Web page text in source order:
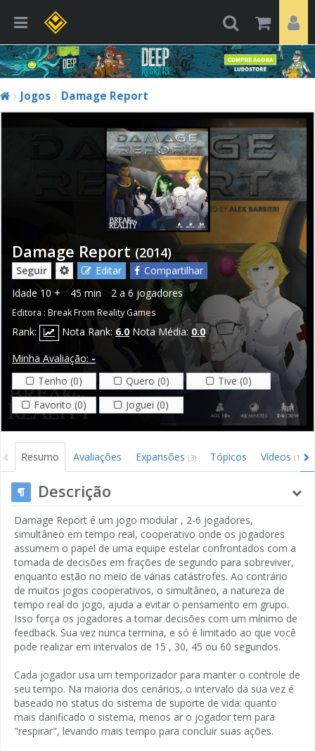
Jogos Damage Report
Damage Report (2014)
Seguir Editar
Compartilhar
Idade 10 + 45 min 2 a 6 jogadores
Editora : Break From Reality Games
Rank: Nota Rank: 6.0 Nota Média: 0.0
Minha Avaliação: -
Tenho (0)
Quero (0)
Tive (0)
Favorito (0)
Joguei (0)
Resumo Avaliações Expansões (3) Tópicos Vídeos (1)
Descrição
Damage Report é um jogo modular , 2-6 jogadores,
simultâneo em tempo real, cooperativo onde os jogadores
assumem o papel de uma equipe estelar confrontados com a
tomada de decisões em frações de segundo para sobreviver,
enquanto estão no meio de várias catástrofes. Ao contrário
de muitos jogos cooperativos, o simultâneo, a natureza de
tempo real do jogo, ajuda a evitar o pensamento em grupo.
Isso força os jogadores a tomar decisões com um mínimo de
feedback. Sua vez nunca termina, e só é limitado ao que você
pode realizar em intervalos de 15 , 30, 45 ou 60 segundos.
Cada jogador usa um temporizador para manter o controle de
seu tempo. Na maioria dos cenários, o intervalo da sua vez é
baseado no status do sistema de suporte de vida: quanto
mais danificado o sistema, menos ar o jogador tem para
"respirar", levando mais tempo para concluir suas ações.